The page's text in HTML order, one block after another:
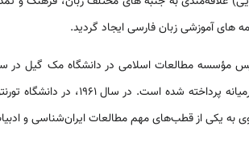
های‏ آموزشی زبان فارسی ایجاد گردید.
‏عنوان‏ زیر مجموعه مطالعات اسلامی و